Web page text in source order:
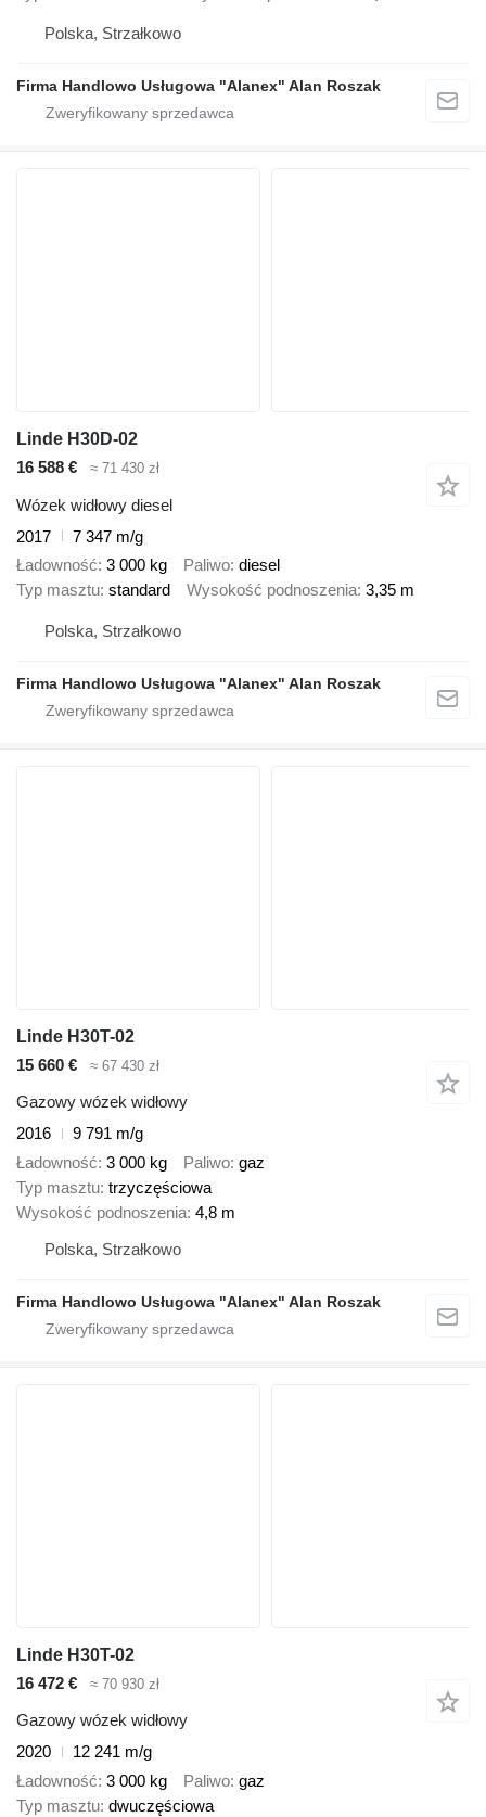
Polska, Strzałkowo
Firma Handlowo Usługowa "Alanex" Alan Roszak
Linde H30D-02
16 588 €
≈ 71 430 zł
Wózek widłowy diesel
2017
7 347 m/g
Ładowność 3 000 kg Paliwo diesel
Typ masztu standard Wysokość podnoszenia 3,35 m
Polska, Strzałkowo
Firma Handlowo Usługowa "Alanex" Alan Roszak
Linde H30T-02
15 660 €
≈ 67 430 zł
Gazowy wózek widłowy
2016
9 791 m/g
Ładowność 3 000 kg Paliwo gaz
Typ masztu trzyczęściowa
Wysokość podnoszenia 4,8 m
Polska, Strzałkowo
Firma Handlowo Usługowa "Alanex" Alan Roszak
Linde H30T-02
16 472 €
≈ 70 930 zł
Gazowy wózek widłowy
2020
12 241 m/g
Ładowność 3 000 kg Paliwo gaz
Typ masztu dwuczęściowa